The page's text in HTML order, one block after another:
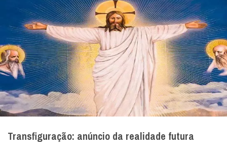
Transfiguração: anúncio da realidade futura